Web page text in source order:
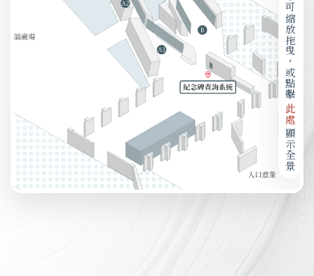
可縮放拖曳，或點擊
此處
顯示全景